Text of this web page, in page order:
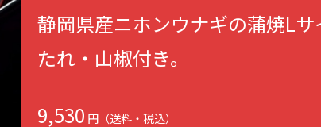
静岡県産ニホンウナギの蒲焼Lサ
たれ・山椒付き。
9,530